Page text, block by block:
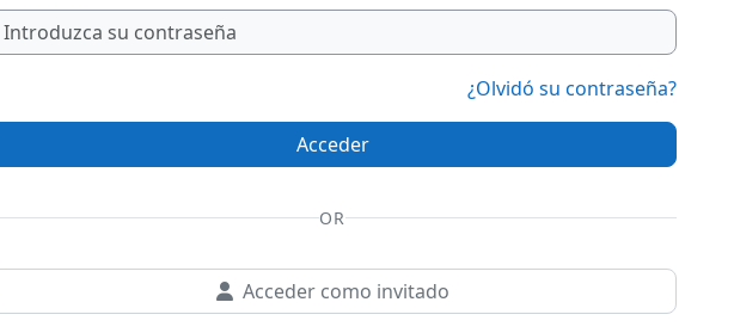
¿Olvidó su contraseña?
Acceder
OR
Acceder como invitado